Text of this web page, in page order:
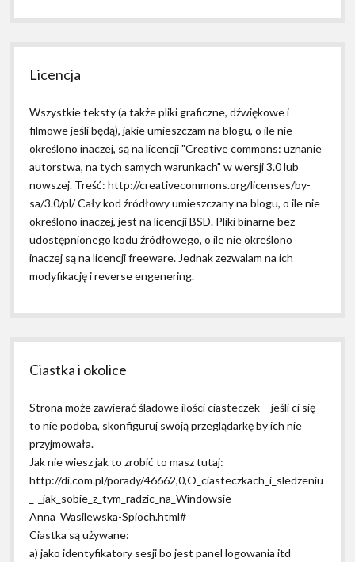
Licencja
Wszystkie teksty (a także pliki graficzne, dźwiękowe i
filmowe jeśli będą), jakie umieszczam na blogu, o ile nie
określono inaczej, są na licencji "Creative commons: uznanie
autorstwa, na tych samych warunkach" w wersji 3.0 lub
nowszej. Treść: http://creativecommons.org/licenses/by-
sa/3.0/pl/ Cały kod źródłowy umieszczany na blogu, o ile nie
określono inaczej, jest na licencji BSD. Pliki binarne bez
udostępnionego kodu źródłowego, o ile nie określono
inaczej są na licencji freeware. Jednak zezwalam na ich
modyfikację i reverse engenering.
Ciastka i okolice
Strona może zawierać śladowe ilości ciasteczek – jeśli ci się
to nie podoba, skonfiguruj swoją przeglądarkę by ich nie
przyjmowała.
Jak nie wiesz jak to zrobić to masz tutaj:
http://di.com.pl/porady/46662,0,O_ciasteczkach_i_sledzeniu
_-_jak_sobie_z_tym_radzic_na_Windowsie-
Anna_Wasilewska-Spioch.html#
Ciastka są używane:
a) jako identyfikatory sesji bo jest panel logowania itd